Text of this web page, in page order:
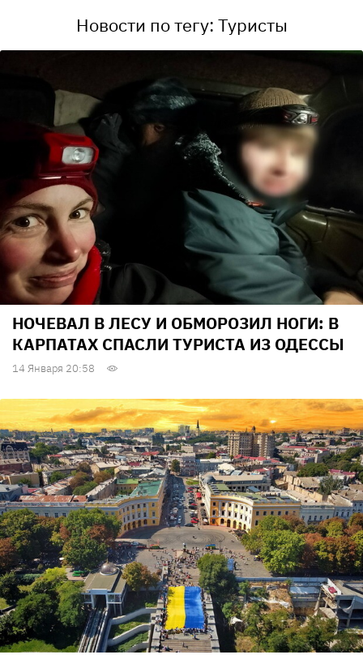
Новости по тегу: Туристы
НОЧЕВАЛ В ЛЕСУ И ОБМОРОЗИЛ НОГИ: В
КАРПАТАХ СПАСЛИ ТУРИСТА ИЗ ОДЕССЫ
14 Января 20:58